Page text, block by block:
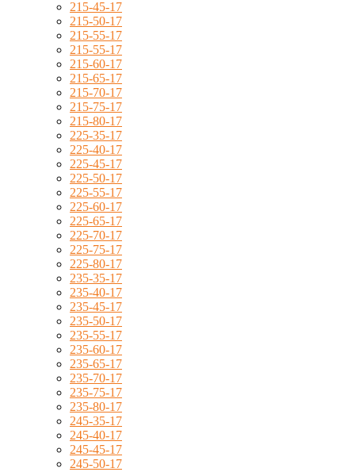
215-45-17
215-50-17
215-55-17
215-55-17
215-60-17
215-65-17
215-70-17
215-75-17
215-80-17
225-35-17
225-40-17
225-45-17
225-50-17
225-55-17
225-60-17
225-65-17
225-70-17
225-75-17
225-80-17
235-35-17
235-40-17
235-45-17
235-50-17
235-55-17
235-60-17
235-65-17
235-70-17
235-75-17
235-80-17
245-35-17
245-40-17
245-45-17
245-50-17